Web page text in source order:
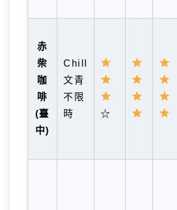
赤
柴
咖
啡
(臺
中)
Chill
文青
不限
時
☆